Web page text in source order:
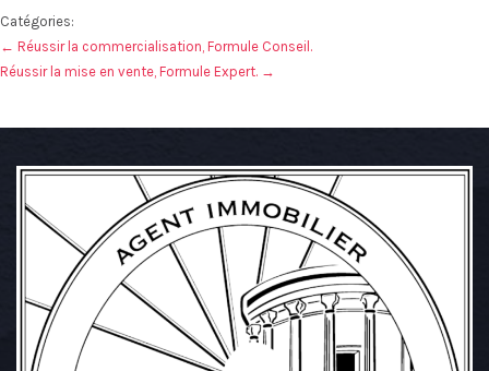
Catégories:
← Réussir la commercialisation, Formule Conseil.
Réussir la mise en vente, Formule Expert. →